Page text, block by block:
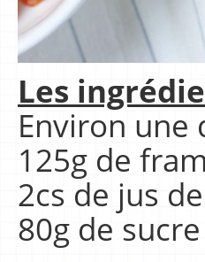
Les
Environ une
125g de
2cs de jus
80g de